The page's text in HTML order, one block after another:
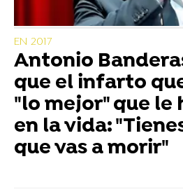
EN 2017
Antonio
que el infarto
"lo mejor" que le
en la vida:
que vas a morir"